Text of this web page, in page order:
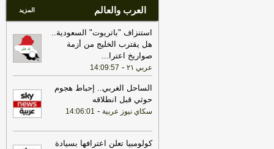
العرب والعالم المزيد
استنزاف "باتريوت" السعودية..
هل يقترب الخليج من أزمة
صواريخ اعترا...
عربي ٢١ -
14:09:57
الساحل الغربي.. إحباط هجوم
حوثي قبل انطلاقه
سكاي نيوز عربية -
14:06:01
كولومبيا تعلن اعترافها بسيادة